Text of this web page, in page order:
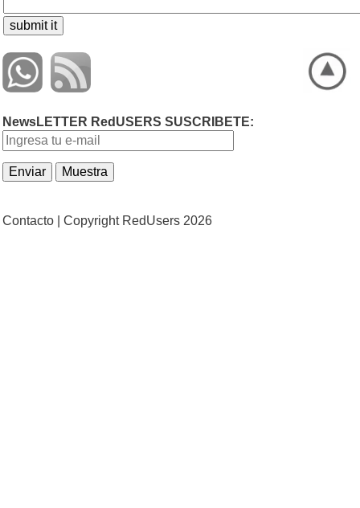
NewsLETTER RedUSERS SUSCRIBETE:
Contacto | Copyright RedUsers 2026